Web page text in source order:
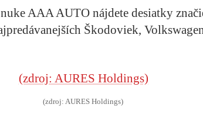
AAA AUTO nájdete desiatky
Škodoviek,
(zdroj: AURES Holdings)